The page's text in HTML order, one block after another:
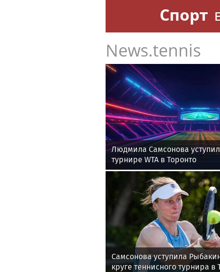
Спорт
News.tennis
Людмила Самсонова
турнире WTA в Торонто
Самсонова уступила
круге теннисного турнира в